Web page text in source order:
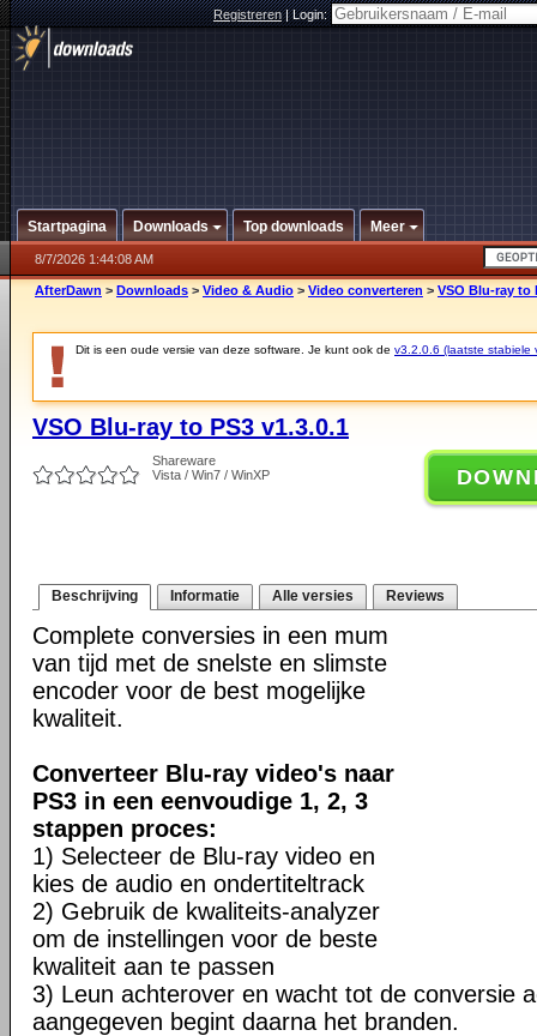
Registreren|Login:
Startpagina Downloads Top downloads Meer
8/7/2026 1:44:08 AM
AfterDawn > Downloads > Video & Audio > Video converteren > VSO Blu-ray to
Dit is een oude versie van deze software. Je kunt ook de v3.2.0.6 (laatste stabiele
VSO Blu-ray to PS3 v1.3.0.1
Shareware
Vista / Win7 / WinXP
Beschrijving Informatie Alle versies Reviews
Complete conversies in een mum
van tijd met de snelste en slimste
encoder voor de best mogelijke
kwaliteit.
Converteer Blu-ray video's naar
PS3 in een eenvoudige 1, 2, 3
stappen proces:
1) Selecteer de Blu-ray video en
kies de audio en ondertiteltrack
2) Gebruik de kwaliteits-analyzer
om de instellingen voor de beste
kwaliteit aan te passen
3) Leun achterover en wacht tot de conversie
aangegeven begint daarna het branden.